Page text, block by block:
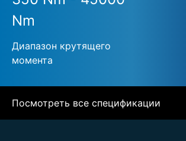
Nm
Диапазон крутящего
момента
Посмотреть все спецификации